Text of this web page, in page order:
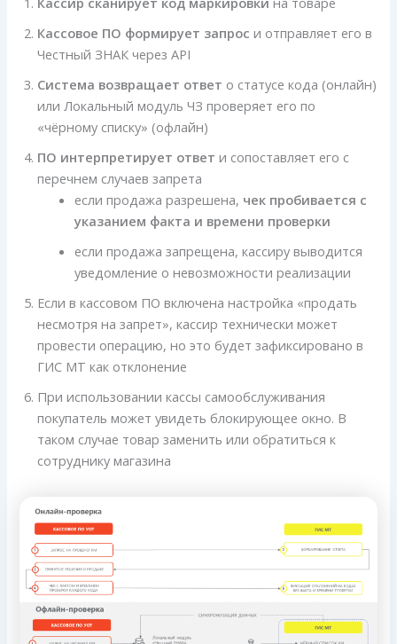
Кассовое ПО формирует запрос и отправляет его в
Честный ЗНАК через API
Система возвращает ответ о статусе кода (онлайн)
или Локальный модуль ЧЗ проверяет его по
«чёрному списку» (офлайн)
ПО интерпретирует ответ и сопоставляет его с
перечнем случаев запрета
если продажа разрешена, чек пробивается с
указанием факта и времени проверки
если продажа запрещена, кассиру выводится
уведомление о невозможности реализации
Если в кассовом ПО включена настройка «продать
несмотря на запрет», кассир технически может
провести операцию, но это будет зафиксировано в
ГИС МТ как отклонение
При использовании кассы самообслуживания
покупатель может увидеть блокирующее окно. В
таком случае товар заменить или обратиться к
сотруднику магазина